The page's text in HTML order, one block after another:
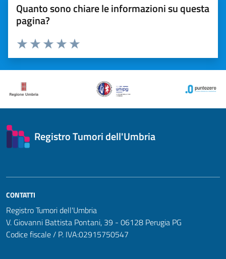
Quanto sono chiare le informazioni su questa
pagina?
Valuta 5 stelle su 5
Valuta 4 stelle su 5
Valuta 3 stelle su 5
Valuta 2 stelle su 5
Valuta 1 stelle su 5
Registro Tumori dell'Umbria
CONTATTI
Registro Tumori dell'Umbria
V. Giovanni Battista Pontani, 39 - 06128 Perugia PG
Codice fiscale / P. IVA:02915750547